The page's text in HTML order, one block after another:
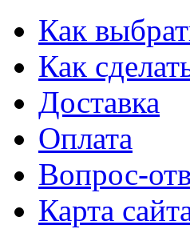
Как
Как
Доставка
Оплата
Вопрос-
Карта